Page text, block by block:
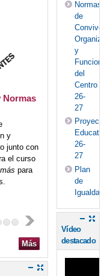
el mapa
Normas
y
junto con
el curso
para
Más
Normas
de
y
del
Centro
26-
27
Proyecto
Educativo
26-
27
Plan
de
Igualdad
Vídeo
destacado